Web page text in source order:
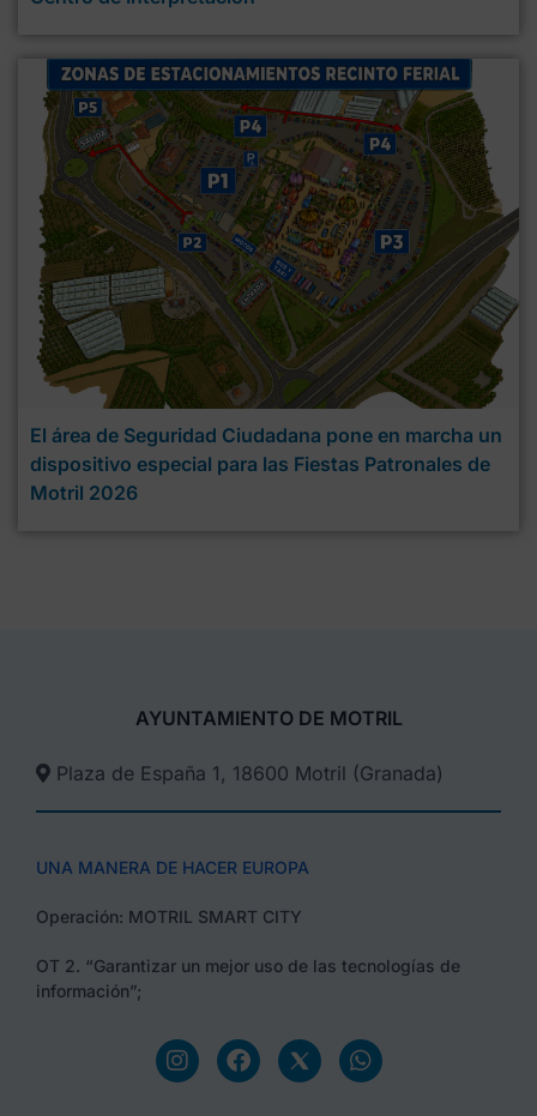
El área de Seguridad Ciudadana pone en marcha un
dispositivo especial para las Fiestas Patronales de
Motril 2026
AYUNTAMIENTO DE MOTRIL
Plaza de España 1, 18600 Motril (Granada)​
UNA MANERA DE HACER EUROPA
Operación: MOTRIL SMART CITY
OT 2. “Garantizar un mejor uso de las tecnologías de
información”;